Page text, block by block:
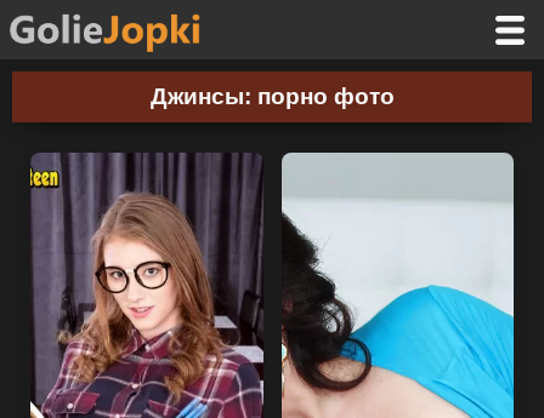
Джинсы: порно фото